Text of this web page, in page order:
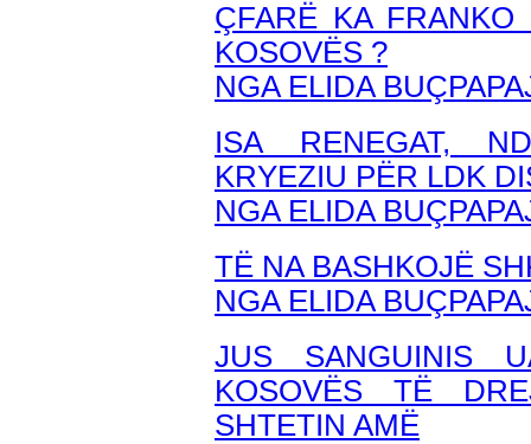
ÇFARË KA FRANKO
KOSOVËS ?
NGA ELIDA
ISA RENEGAT,
KRYEZIU PËR LDK
NGA ELIDA
TË NA BASHKOJË
NGA ELIDA
JUS SANGUINIS
KOSOVËS TË
SHTETIN AMË